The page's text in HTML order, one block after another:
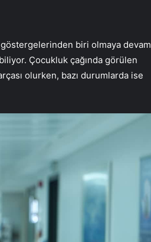
biri olmaya devam
Çocukluk çağında görülen
olurken, bazı durumlarda ise